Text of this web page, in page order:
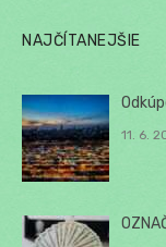
NAJČÍTANEJŠIE
11. 6.